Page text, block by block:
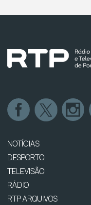
NOTÍCIAS
DESPORTO
TELEVISÃO
RÁDIO
RTP ARQUIVOS